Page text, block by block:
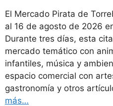
El Mercado Pirata de
al 16 de agosto de 2026
Durante tres días, esta
mercado temático con
infantiles, música y
espacio comercial con
gastronomía y otros
más…